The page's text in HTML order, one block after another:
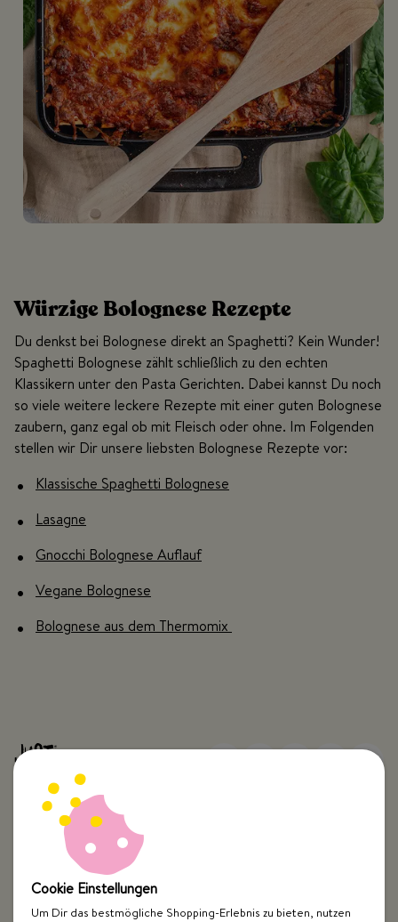
Würzige Bolognese Rezepte
Du denkst bei Bolognese direkt an Spaghetti? Kein Wunder!
Spaghetti Bolognese zählt schließlich zu den echten
Klassikern unter den Pasta Gerichten. Dabei kannst Du noch
so viele weitere leckere Rezepte mit einer guten Bolognese
zaubern, ganz egal ob mit Fleisch oder ohne. Im Folgenden
stellen wir Dir unsere liebsten Bolognese Rezepte vor:
Klassische Spaghetti Bolognese
Lasagne
Gnocchi Bolognese Auflauf
Vegane Bolognese
Bolognese aus dem Thermomix
Top Kategorien
Just Spices
Cookie Einstellungen
Um Dir das bestmögliche Shopping-Erlebnis zu bieten, nutzen